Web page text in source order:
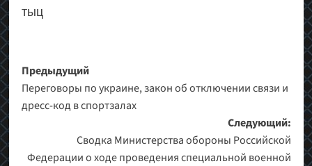
тыц
Навигация
записи
Предыдущий
Переговоры по украине, закон об отключении связи и
дресс-код в спортзалах
Следующий:
Сводка Министерства обороны Российской
Федерации о ходе проведения специальной военной